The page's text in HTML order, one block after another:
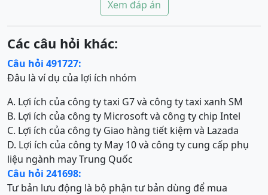
Xem đáp án
Các câu hỏi khác:
Câu hỏi 491727:
Đâu là ví dụ của lợi ích nhóm
A. Lợi ích của công ty taxi G7 và công ty taxi xanh SM
B. Lợi ích của công ty Microsoft và công ty chip Intel
C. Lợi ích của công ty Giao hàng tiết kiệm và Lazada
D. Lợi ích của công ty May 10 và công ty cung cấp phụ
liệu ngành may Trung Quốc
Câu hỏi 241698:
Tư bản lưu động là bộ phận tư bản dùng để mua